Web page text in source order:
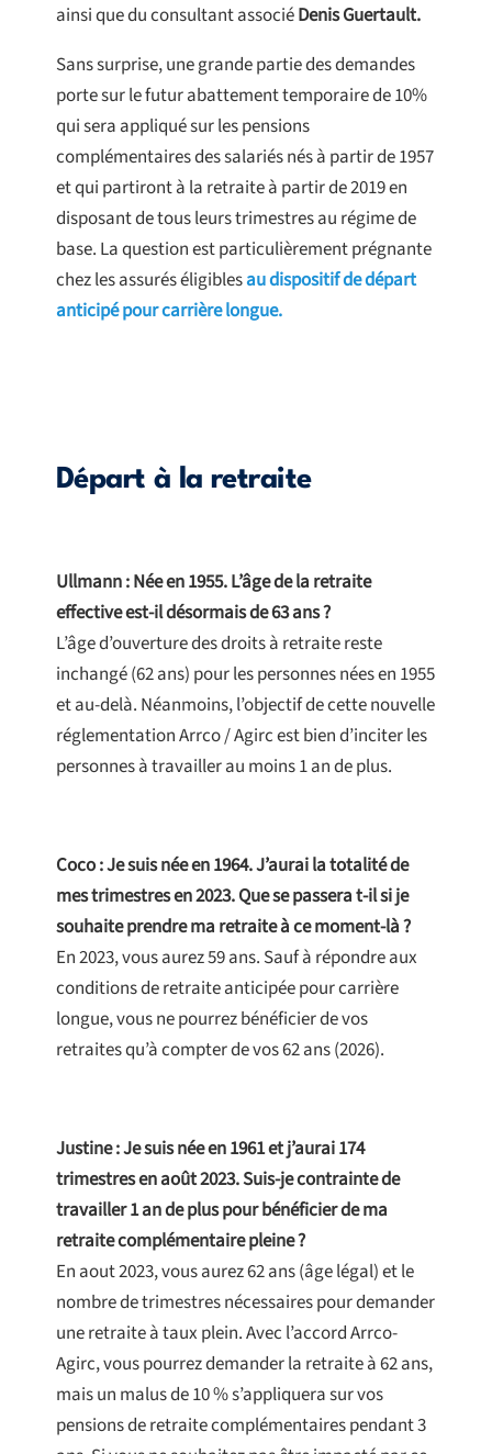
ainsi que du consultant associéDenis Guertault.
Sans surprise, une grande partie des demandes
porte sur le futur abattement temporaire de 10%
qui sera appliqué sur les pensions
complémentaires des salariés nés à partir de 1957
et qui partiront à la retraite à partir de 2019 en
disposant de tous leurs trimestres au régime de
base. La question est particulièrement prégnante
chez les assurés éligiblesau dispositif de départ
anticipé pour carrière longue.
Départ à la retraite
Ullmann : Née en 1955. L’âge de la retraite
effective est-il désormais de 63 ans ?
L’âge d’ouverture des droits à retraite reste
inchangé (62 ans) pour les personnes nées en 1955
et au-delà. Néanmoins, l’objectif de cette nouvelle
réglementation Arrco / Agirc est bien d’inciter les
personnes à travailler au moins 1 an de plus.
Coco : Je suis née en 1964. J’aurai la totalité de
mes trimestres en 2023. Que se passera t-il si je
souhaite prendre ma retraite à ce moment-là ?
En 2023, vous aurez 59 ans. Sauf à répondre aux
conditions de retraite anticipée pour carrière
longue, vous ne pourrez bénéficier de vos
retraites qu’à compter de vos 62 ans (2026).
Justine : Je suis née en 1961 et j’aurai 174
trimestres en août 2023. Suis-je contrainte de
travailler 1 an de plus pour bénéficier de ma
retraite complémentaire pleine ?
En aout 2023, vous aurez 62 ans (âge légal) et le
nombre de trimestres nécessaires pour demander
une retraite à taux plein. Avec l’accord Arrco-
Agirc, vous pourrez demander la retraite à 62 ans,
mais un malus de 10 % s’appliquera sur vos
pensions de retraite complémentaires pendant 3